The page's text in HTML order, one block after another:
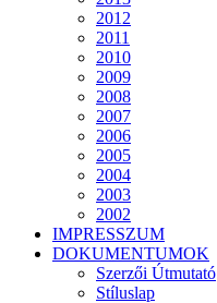
2012
2011
2010
2009
2008
2007
2006
2005
2004
2003
2002
IMPRESSZUM
DOKUMENTUMOK
Szerzői Útmutató
Stíluslap